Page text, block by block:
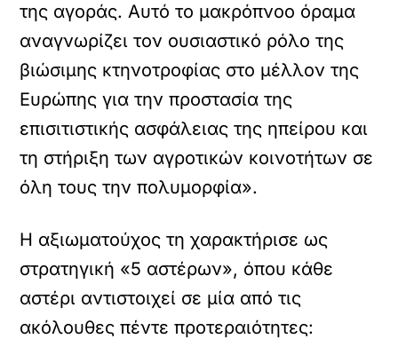
της αγοράς. Αυτό το μακρόπνοο όραμα
αναγνωρίζει τον ουσιαστικό ρόλο της
βιώσιμης κτηνοτροφίας στο μέλλον της
Ευρώπης για την προστασία της
επισιτιστικής ασφάλειας της ηπείρου και
τη στήριξη των αγροτικών κοινοτήτων σε
όλη τους την πολυμορφία».
Η αξιωματούχος τη χαρακτήρισε ως
στρατηγική «5 αστέρων», όπου κάθε
αστέρι αντιστοιχεί σε μία από τις
ακόλουθες πέντε προτεραιότητες: